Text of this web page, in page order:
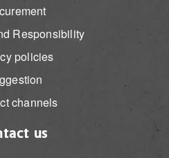
Responsibility
policies
channels
us